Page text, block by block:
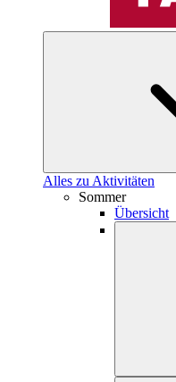
Alles zu Aktivitäten
Sommer
Übersicht